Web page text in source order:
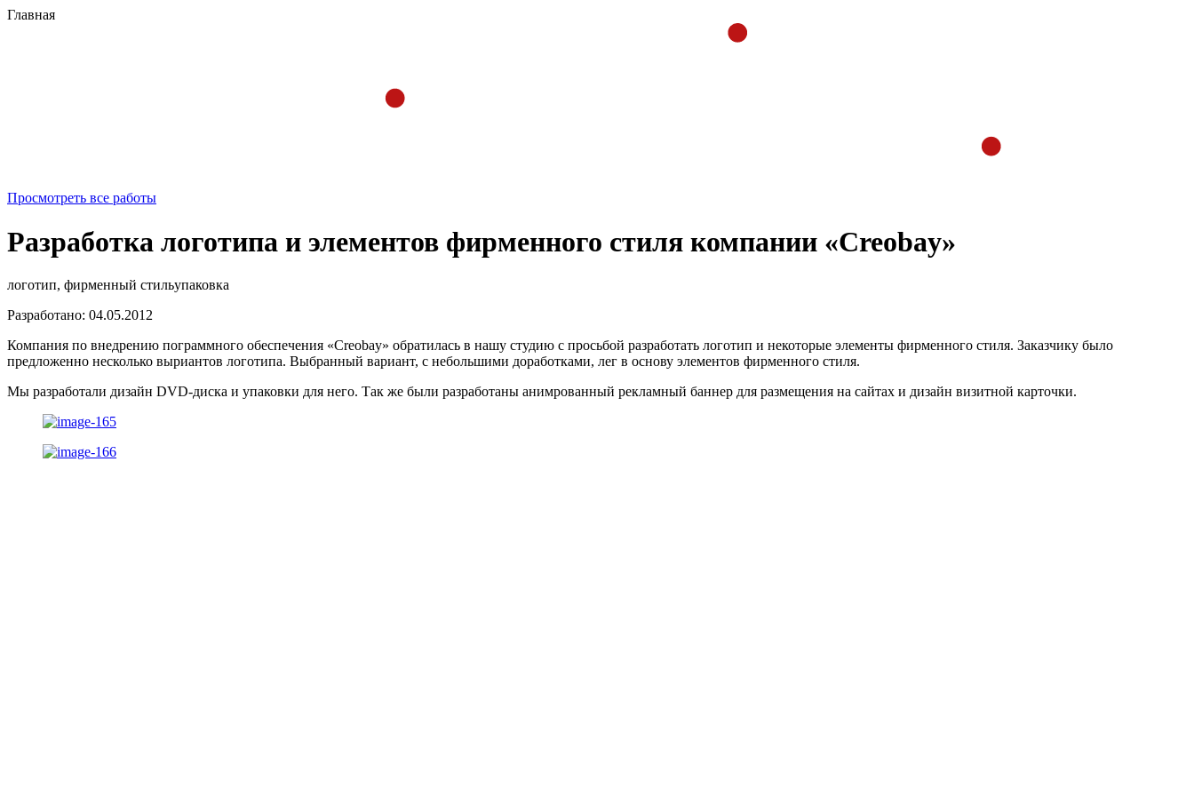
Главная
Просмотреть все работы
Разработка логотипа и элементов фирменного стиля компании «Creobay»
логотип, фирменный стильупаковка
Разработано: 04.05.2012
Компания по внедрению пограммного обеспечения «Creobay» обратилась в нашу студию с просьбой разработать логотип и некоторые элементы фирменного стиля. Заказчику было
предложенно несколько выриантов логотипа. Выбранный вариант, с небольшими доработками, лег в основу элементов фирменного стиля.
Мы разработали дизайн DVD-диска и упаковки для него. Так же были разработаны анимрованный рекламный баннер для размещения на сайтах и дизайн визитной карточки.